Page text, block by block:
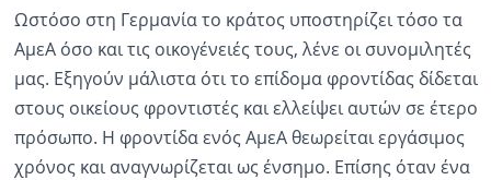
Ωστόσο στη Γερμανία το κράτος υποστηρίζει τόσο τα
ΑμεΑ όσο και τις οικογένειές τους, λένε οι συνομιλητές
μας. Εξηγούν μάλιστα ότι το επίδομα φροντίδας δίδεται
στους οικείους φροντιστές και ελλείψει αυτών σε έτερο
πρόσωπο. Η φροντίδα ενός ΑμεΑ θεωρείται εργάσιμος
χρόνος και αναγνωρίζεται ως ένσημο. Επίσης όταν ένα